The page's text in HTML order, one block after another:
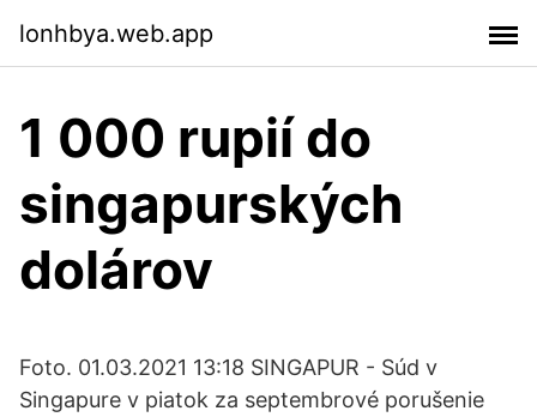
lonhbya.web.app
1 000 rupií do
singapurských
dolárov
Foto. 01.03.2021 13:18 SINGAPUR - Súd v
Singapure v piatok za septembrové porušenie